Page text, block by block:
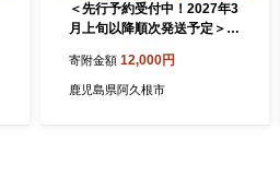
＜先行予約受付中！2027年3
月上旬以降順次発送予定＞
紅甘夏(約20kg) 国産 鹿児島
産 柑橘 訳アリ 果物 フルーツ
寄附金額 12,000円
鹿児島県阿久根市